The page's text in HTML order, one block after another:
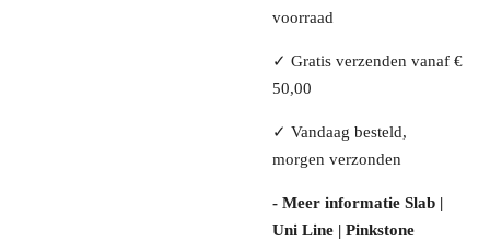
voorraad
✓ Gratis verzenden vanaf €
50,00
✓ Vandaag besteld,
morgen verzonden
- Meer informatie Slab |
Uni Line | Pinkstone